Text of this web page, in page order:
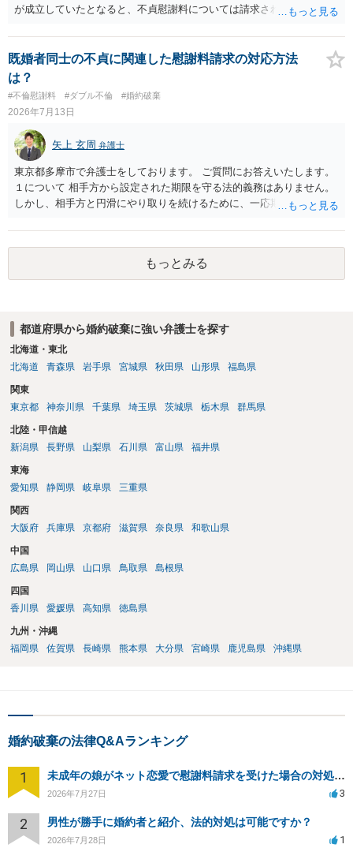
が成立していたとなると、不貞慰謝料については請求される可能性が
れば早めに弁護士に相談し、弁護士から回答をさせると良いでしょ
う。
既婚者同士の不貞に関連した慰謝料請求の対応方法
は？
#不倫慰謝料 #ダブル不倫 #婚約破棄
2026年7月13日
矢上 玄周 弁護士
東京都多摩市で弁護士をしております。 ご質問にお答えいたします。
１について 相手方から設定された期限を守る法的義務はありません。
しかし、相手方と円滑にやり取りを続けるために、一応期限を守って
が、期限を守らないのもご不安という場合には、「弁護士に相談して
から連絡するので少々お待ちください」という旨の連絡を入れておく
こともあります。 ２について 求償権の請求と婚約破棄の慰謝料請求
は、法的には別の議論ではありますが、事実上の繋がりがないわけで
負担割合が高くなり、婚約破棄の慰謝料も払う必要が生じるという可
能性もないわけではありません。 ただし、法律上重婚は認められてい
ないので、既婚者同士の婚約が成立するかといわれると、成立しない
際には、清算条項という定めを設けることがほとんどです。 清算条項
を定めることによって、「これをもってお互いに今後一切請求しな
い」ことを双方が誓約することになります。 上記はあくまでも一般論
答ができるかと存じます。 弁護士に相談すべき事案かと存じますの
で、お早めにご相談されることをお勧めいたします。
もっとみる
都道府県から婚約破棄に強い弁護士を探す
北海道・東北
北海道
青森県 岩手県 宮城県 秋田県 山形県 福島県
関東
東京都
神奈川県 千葉県 埼玉県 茨城県 栃木県 群馬県
北陸・甲信越
新潟県
長野県 山梨県 石川県 富山県 福井県
東海
愛知県
静岡県 岐阜県 三重県
関西
大阪府
兵庫県 京都府 滋賀県 奈良県 和歌山県
中国
広島県
岡山県 山口県 鳥取県 島根県
四国
香川県
愛媛県 高知県 徳島県
九州・沖縄
福岡県
佐賀県 長崎県 熊本県 大分県 宮崎県 鹿児島県 沖縄県
婚約破棄の法律Q&Aランキング
1 未成年の娘がネット恋愛で慰謝料請求を受けた場合の対処法は？
2026年7月27日 3
2 男性が勝手に婚約者と紹介、法的対処は可能ですか？
2026年7月28日 1